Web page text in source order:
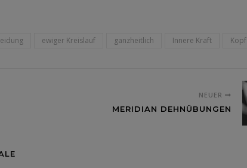
ewiger Kreislauf ganzheitlich Innere Kraft Kopf
NEUER
MERIDIAN DEHNÜBUNGEN